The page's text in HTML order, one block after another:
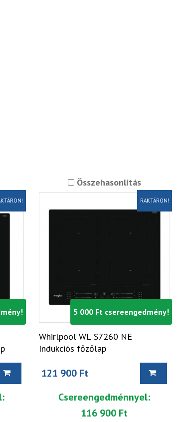
Összehasonlítás
5 000 Ft csereengedmény!
RAKTÁRON!
Whirlpool WL S7260 NE
Indukciós főzőlap
121 900 Ft
Csereengedménnyel:
116 900 Ft